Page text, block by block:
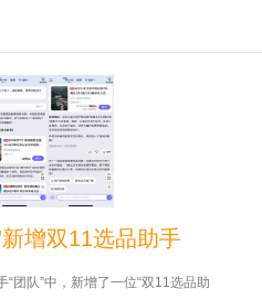
增双11选品助手
“团队”中，新增了一位“双11选品助